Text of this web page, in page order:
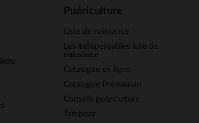
Puériculture
Liste de naissance
Les indispensables liste de
naissance
Catalogue en ligne
Catalogue Prémaman
Conseils puériculture
Tamboor